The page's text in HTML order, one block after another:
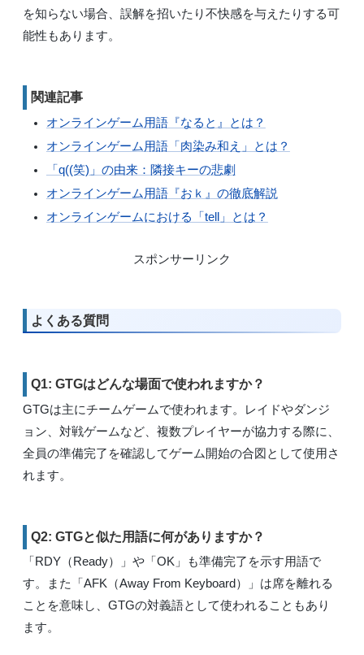
を知らない場合、誤解を招いたり不快感を与えたりする可
能性もあります。
関連記事
オンラインゲーム用語『なると』とは？
オンラインゲーム用語「肉染み和え」とは？
「q((笑)」の由来：隣接キーの悲劇
オンラインゲーム用語『おｋ』の徹底解説
オンラインゲームにおける「tell」とは？
スポンサーリンク
よくある質問
Q1: GTGはどんな場面で使われますか？
GTGは主にチームゲームで使われます。レイドやダンジ
ョン、対戦ゲームなど、複数プレイヤーが協力する際に、
全員の準備完了を確認してゲーム開始の合図として使用さ
れます。
Q2: GTGと似た用語に何がありますか？
「RDY（Ready）」や「OK」も準備完了を示す用語で
す。また「AFK（Away From Keyboard）」は席を離れる
ことを意味し、GTGの対義語として使われることもあり
ます。